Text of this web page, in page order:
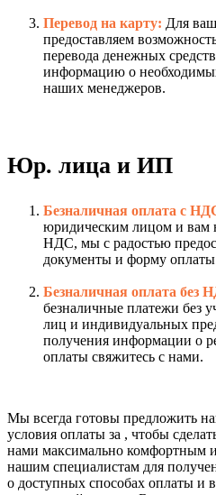
Перевод на карту: Для
предоставляем
перевода денежных
информацию о
наших менеджеров.
Юр. лица и ИП
Безналичная оплата с
юридическим лицом и вам
НДС, мы с радостью
документы и форму
Безналичная оплата без
безналичные платежи без
лиц и индивидуальных
получения информации о
оплаты свяжитесь с нами.
Мы всегда готовы предложить
условия оплаты за , чтобы
нами максимально комфортным
нашим специалистам для
о доступных способах оплаты и